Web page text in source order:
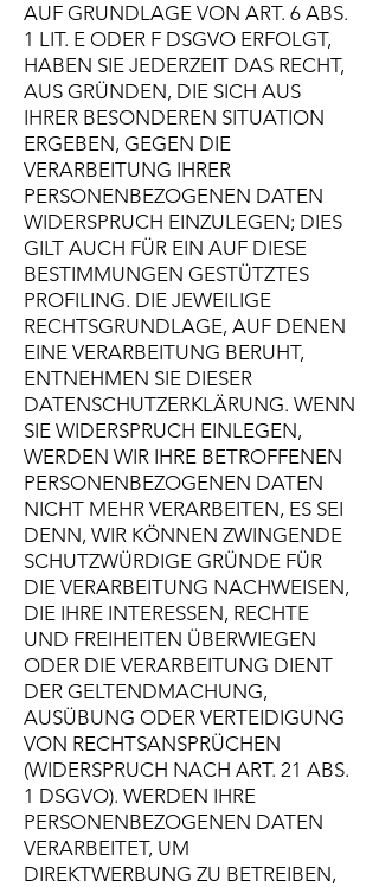
AUF GRUNDLAGE VON ART. 6 ABS.
1 LIT. E ODER F DSGVO ERFOLGT,
HABEN SIE JEDERZEIT DAS RECHT,
AUS GRÜNDEN, DIE SICH AUS
IHRER BESONDEREN SITUATION
ERGEBEN, GEGEN DIE
VERARBEITUNG IHRER
PERSONENBEZOGENEN DATEN
WIDERSPRUCH EINZULEGEN; DIES
GILT AUCH FÜR EIN AUF DIESE
BESTIMMUNGEN GESTÜTZTES
PROFILING. DIE JEWEILIGE
RECHTSGRUNDLAGE, AUF DENEN
EINE VERARBEITUNG BERUHT,
ENTNEHMEN SIE DIESER
DATENSCHUTZERKLÄRUNG. WENN
SIE WIDERSPRUCH EINLEGEN,
WERDEN WIR IHRE BETROFFENEN
PERSONENBEZOGENEN DATEN
NICHT MEHR VERARBEITEN, ES SEI
DENN, WIR KÖNNEN ZWINGENDE
SCHUTZWÜRDIGE GRÜNDE FÜR
DIE VERARBEITUNG NACHWEISEN,
DIE IHRE INTERESSEN, RECHTE
UND FREIHEITEN ÜBERWIEGEN
ODER DIE VERARBEITUNG DIENT
DER GELTENDMACHUNG,
AUSÜBUNG ODER VERTEIDIGUNG
VON RECHTSANSPRÜCHEN
(WIDERSPRUCH NACH ART. 21 ABS.
1 DSGVO). WERDEN IHRE
PERSONENBEZOGENEN DATEN
VERARBEITET, UM
DIREKTWERBUNG ZU BETREIBEN,